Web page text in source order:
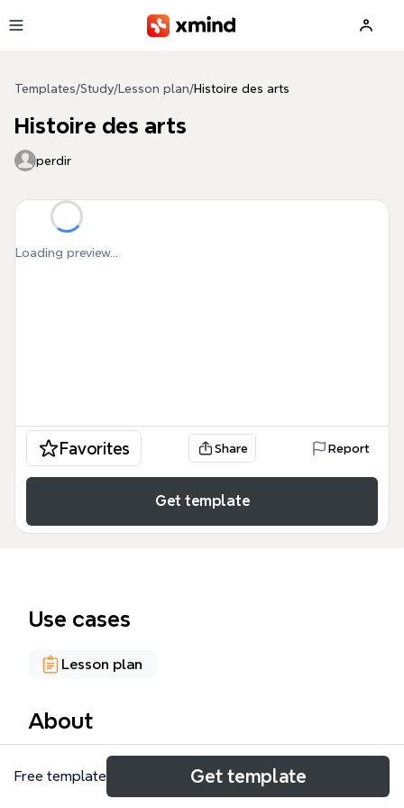
Templates/Study/ Lesson plan/Histoire des arts
Histoire des arts
perdir
Loading preview...
Favorites Share Report
Get template
Use cases
Lesson plan
About
Le template « Histoire des arts » est un outil
pédagogique structuré pour l'enseignement de
Free template Get template